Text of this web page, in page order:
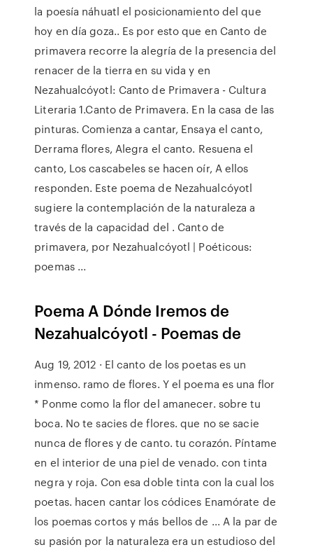
la poesía náhuatl el posicionamiento del que
hoy en día goza.. Es por esto que en Canto de
primavera recorre la alegría de la presencia del
renacer de la tierra en su vida y en
Nezahualcóyotl: Canto de Primavera - Cultura
Literaria 1.Canto de Primavera. En la casa de las
pinturas. Comienza a cantar, Ensaya el canto,
Derrama flores, Alegra el canto. Resuena el
canto, Los cascabeles se hacen oír, A ellos
responden. Este poema de Nezahualcóyotl
sugiere la contemplación de la naturaleza a
través de la capacidad del . Canto de
primavera, por Nezahualcóyotl | Poéticous:
poemas ...
Poema A Dónde Iremos de
Nezahualcóyotl - Poemas de
Aug 19, 2012 · El canto de los poetas es un
inmenso. ramo de flores. Y el poema es una flor
* Ponme como la flor del amanecer. sobre tu
boca. No te sacies de flores. que no se sacie
nunca de flores y de canto. tu corazón. Píntame
en el interior de una piel de venado. con tinta
negra y roja. Con esa doble tinta con la cual los
poetas. hacen cantar los códices Enamórate de
los poemas cortos y más bellos de ... A la par de
su pasión por la naturaleza era un estudioso del